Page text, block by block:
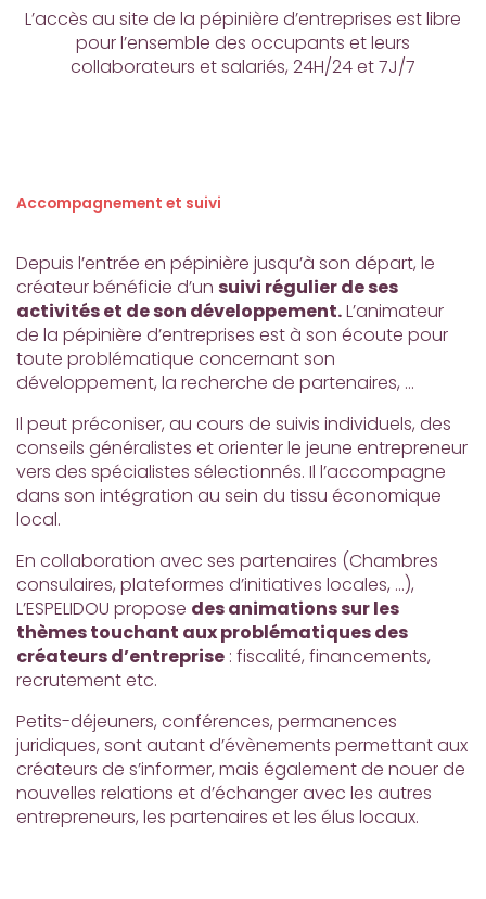
L’accès au site de la pépinière d’entreprises est libre
pour l’ensemble des occupants et leurs
collaborateurs et salariés, 24H/24 et 7J/7
Accompagnement et suivi
Depuis l’entrée en pépinière jusqu’à son départ, le
créateur bénéficie d’un suivi régulier de ses
activités et de son développement.L’animateur
de la pépinière d’entreprises est à son écoute pour
toute problématique concernant son
développement, la recherche de partenaires, …
Il peut préconiser, au cours de suivis individuels, des
conseils généralistes et orienter le jeune entrepreneur
vers des spécialistes sélectionnés. Il l’accompagne
dans son intégration au sein du tissu économique
local.
En collaboration avec ses partenaires (Chambres
consulaires, plateformes d’initiatives locales, …),
L’ESPELIDOU propose des animations sur les
thèmes touchant aux problématiques des
créateurs d’entreprise : fiscalité, financements,
recrutement etc.
Petits-déjeuners, conférences, permanences
juridiques, sont autant d’évènements permettant aux
créateurs de s’informer, mais également de nouer de
nouvelles relations et d’échanger avec les autres
entrepreneurs, les partenaires et les élus locaux.